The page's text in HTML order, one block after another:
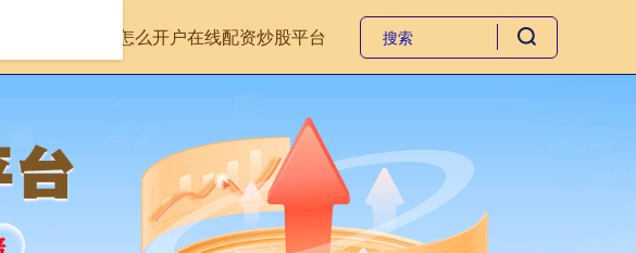
配资怎么开户在线配资炒股平台